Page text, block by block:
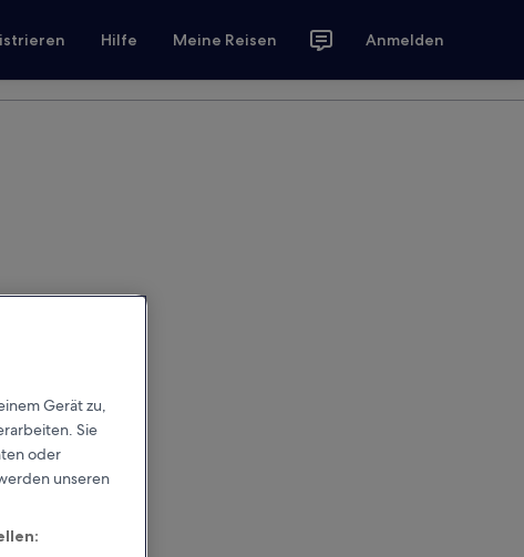
Hilfe Meine Reisen Anmelden
Gerät zu,
Sie
oder
unseren